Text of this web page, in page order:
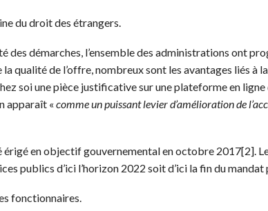
du droit des étrangers.
démarches, l’ensemble des administrations ont
qualité de l’offre, nombreux sont les avantages liés à la
soi une pièce justificative sur une plateforme en ligne
apparaît « comme un puissant levier d’amélioration de
érigé en objectif gouvernemental en octobre 2017[2].
publics d’ici l’horizon 2022 soit d’ici la fin du mandat
fonctionnaires.